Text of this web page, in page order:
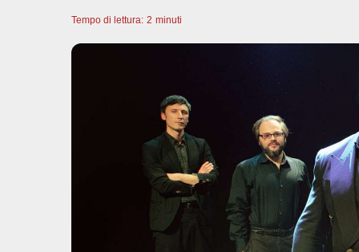
c
at
p
p
vi
Tempo di lettura: 2 minuti